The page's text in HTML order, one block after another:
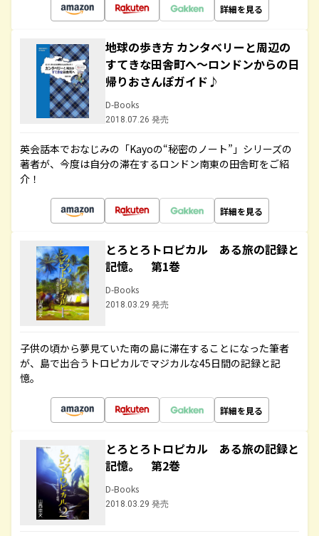
詳細を見る
地球の歩き方 カンタベリーと周辺の
すてきな田舎町へ～ロンドンからの日
帰りおさんぽガイド♪
D-Books
2018.07.26 発売
英会話本でおなじみの「Kayoの“秘密のノート”」シリーズの
著者が、今度は自分の滞在するロンドン南東の田舎町をご紹
介！
詳細を見る
とろとろトロピカル ある旅の記録と
記憶。 第1巻
D-Books
2018.03.29 発売
子供の頃から夢見ていた南の島に滞在することになった筆者
が、島で出合うトロピカルでマジカルな45日間の記録と記
憶。
詳細を見る
とろとろトロピカル ある旅の記録と
記憶。 第2巻
D-Books
2018.03.29 発売